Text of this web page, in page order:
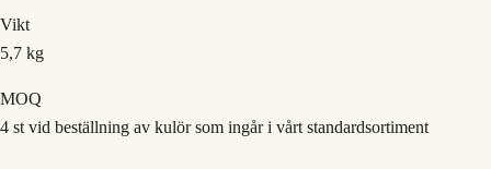
Vikt
5,7 kg
MOQ
4 st vid beställning av kulör som ingår i vårt standardsortiment